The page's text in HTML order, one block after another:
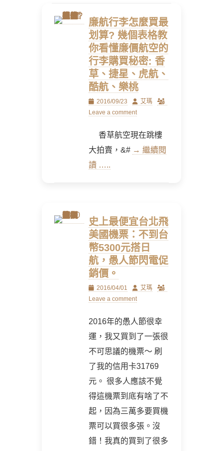
廉航行李怎麼買最
划算? 幾個表格教
你看懂廉價航空的
行李購買秘密: 香
草、捷星、虎航、
酷航、樂桃
Posted
on
2016/09/23 Author
艾瑪
Leave a comment
香草航空現在跳樓
大拍賣，&# → 繼續閱
讀 …..
史上最便宜台北飛
美國機票：不到台
幣5300元搭日
航，愚人節閃電促
銷價。
Posted
on
2016/04/01 Author
艾瑪
Leave a comment
2016年的愚人節很幸
運，我又買到了一張很
不可思議的機票～ 刷
了我的信用卡31769
元。 很多人應該不覺
得這機票到底有啥了不
起，因為三萬多要買機
票可以買很多張。沒
錯！我真的買到了很多